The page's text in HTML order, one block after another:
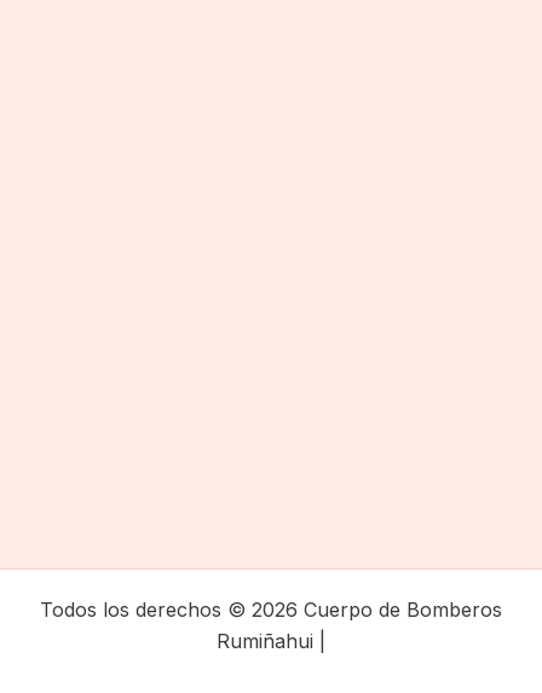
Todos los derechos © 2026 Cuerpo de Bomberos
Rumiñahui |